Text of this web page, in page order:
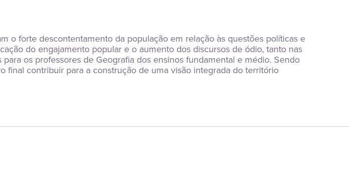
o forte descontentamento da população em relação às questões políticas e
do engajamento popular e o aumento dos discursos de ódio, tanto nas
os professores de Geografia dos ensinos fundamental e médio. Sendo
contribuir para a construção de uma visão integrada do território